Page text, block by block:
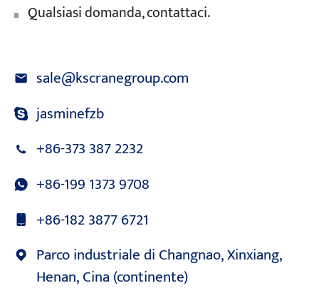
Qualsiasi domanda, contattaci.
sale@kscranegroup.com
jasminefzb
+86-373 387 2232
+86-199 1373 9708
+86-182 3877 6721
Parco industriale di Changnao, Xinxiang,
Henan, Cina (continente)